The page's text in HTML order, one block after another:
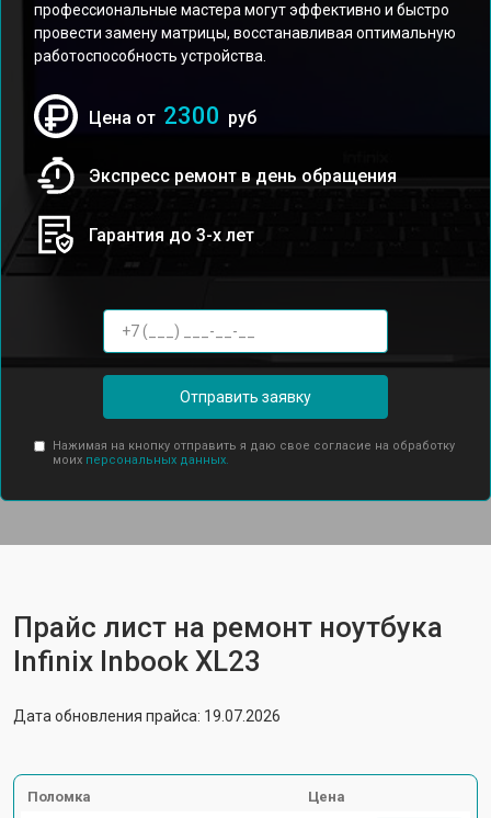
профессиональные мастера могут эффективно и быстро
провести замену матрицы, восстанавливая оптимальную
работоспособность устройства.
Цена от 2300 руб
Экспресс ремонт в день обращения
Гарантия до 3-х лет
Отправить заявку
Нажимая на кнопку отправить я даю свое согласие на обработку
моих персональных данных.
Прайс лист на ремонт ноутбука
Infinix Inbook XL23
Дата обновления прайса: 19.07.2026
Поломка Цена